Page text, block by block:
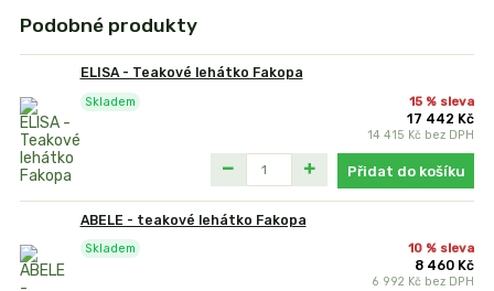
Podobné produkty
ELISA - Teakové lehátko Fakopa
15 % sleva
17 442 Kč
14 415 Kč bez DPH
Skladem
Přidat do košíku
ABELE - teakové lehátko Fakopa
10 % sleva
8 460 Kč
6 992 Kč bez DPH
Skladem